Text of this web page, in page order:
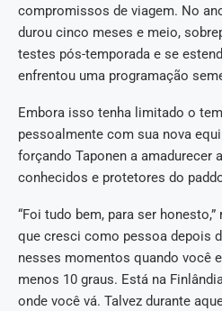
compromissos de viagem. No
durou cinco meses e meio,
testes pós-temporada e se
enfrentou uma programação
Embora isso tenha limitado o
pessoalmente com sua nova
forçando Taponen a amadurecer
conhecidos e protetores do
“Foi tudo bem, para ser
que cresci como pessoa depois
nesses momentos quando você
menos 10 graus. Está na
onde você vá. Talvez durante